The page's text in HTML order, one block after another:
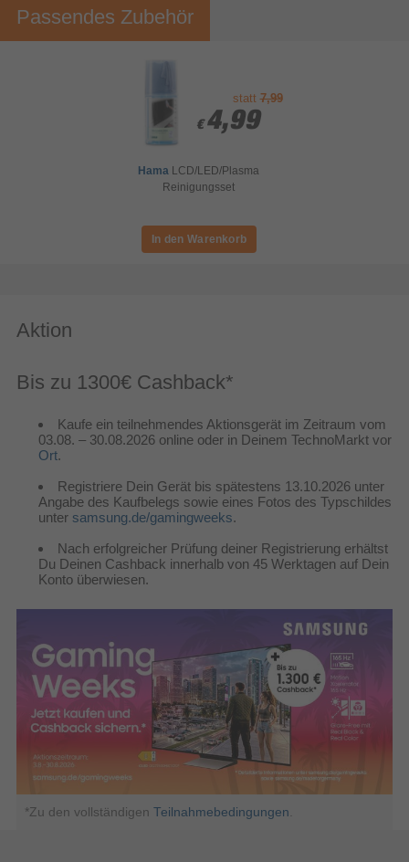
Passendes Zubehör
statt7,99
€ 4,99
€ 4,99
Hama LCD/LED/Plasma
Reinigungsset
Aktion
Bis zu 1300€ Cashback*
Kaufe ein teilnehmendes Aktionsgerät im Zeitraum vom
03.08. – 30.08.2026 online oder in Deinem TechnoMarkt vor
Ort.
Registriere Dein Gerät bis spätestens 13.10.2026 unter
Angabe des Kaufbelegs sowie eines Fotos des Typschildes
unter samsung.de/gamingweeks.
Nach erfolgreicher Prüfung deiner Registrierung erhältst
Du Deinen Cashback innerhalb von 45 Werktagen auf Dein
Konto überwiesen.
*Zu den vollständigen Teilnahmebedingungen.